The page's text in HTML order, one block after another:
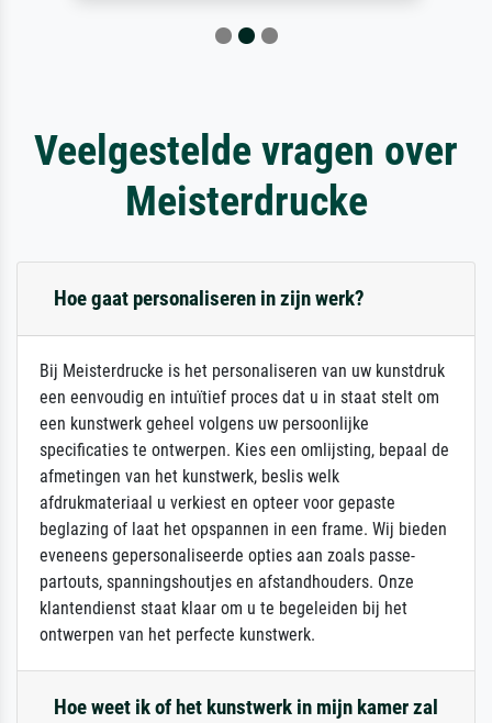
Veelgestelde vragen over
Meisterdrucke
Hoe gaat personaliseren in zijn werk?
Bij Meisterdrucke is het personaliseren van uw kunstdruk
een eenvoudig en intuïtief proces dat u in staat stelt om
een kunstwerk geheel volgens uw persoonlijke
specificaties te ontwerpen. Kies een omlijsting, bepaal de
afmetingen van het kunstwerk, beslis welk
afdrukmateriaal u verkiest en opteer voor gepaste
beglazing of laat het opspannen in een frame. Wij bieden
eveneens gepersonaliseerde opties aan zoals passe-
partouts, spanningshoutjes en afstandhouders. Onze
klantendienst staat klaar om u te begeleiden bij het
ontwerpen van het perfecte kunstwerk.
Hoe weet ik of het kunstwerk in mijn kamer zal